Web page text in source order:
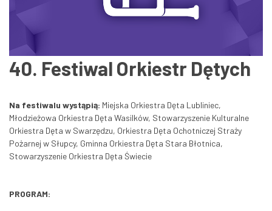
40. Festiwal Orkiestr Dętych
Na festiwalu wystąpią: Miejska Orkiestra Dęta Lubliniec,
Młodzieżowa Orkiestra Dęta Wasilków, Stowarzyszenie Kulturalne
Orkiestra Dęta w Swarzędzu, Orkiestra Dęta Ochotniczej Straży
Pożarnej w Słupcy, Gminna Orkiestra Dęta Stara Błotnica,
Stowarzyszenie Orkiestra Dęta Świecie
PROGRAM: